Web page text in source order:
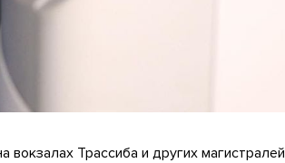
Трассиба и других магистралей